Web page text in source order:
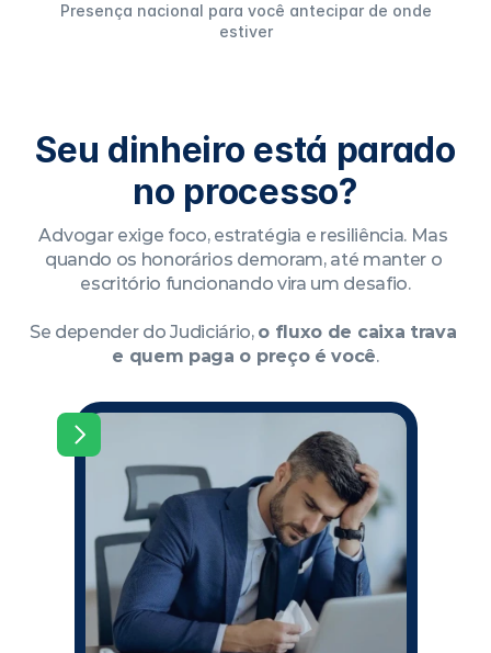
Presença nacional para você antecipar de onde
estiver
Seu dinheiro está parado
no processo?
Advogar exige foco, estratégia e resiliência. Mas
quando os honorários demoram, até manter o
escritório funcionando vira um desafio.
Se depender do Judiciário, o fluxo de caixa trava
e quem paga o preço é você.